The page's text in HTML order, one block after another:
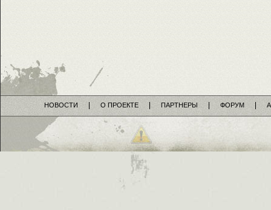
НОВОСТИ О ПРОЕКТЕ ПАРТНЕРЫ ФОРУМ